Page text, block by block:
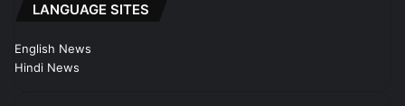
LANGUAGE SITES
English News
Hindi News